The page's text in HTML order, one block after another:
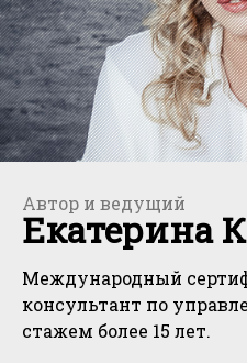
Автор и ведущий
Екатерина
Международный
консультант по
стажем более 15 лет.